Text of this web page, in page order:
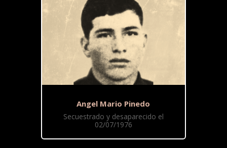
Angel Mario Pinedo
Secuestrado y desaparecido el
02/07/1976